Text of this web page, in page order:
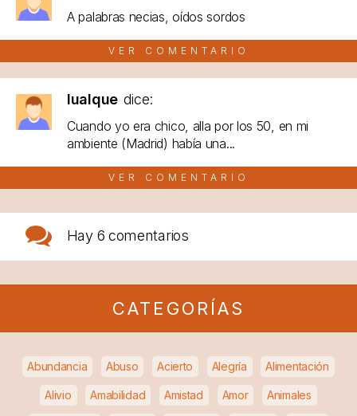
A palabras necias, oídos sordos
VER COMENTARIO
lualque dice:
Cuando yo era chico, alla por los 50, en mi
ambiente (Madrid) había una...
VER COMENTARIO
Hay 6 comentarios
CATEGORÍAS
Abundancia Abuso Acierto Alegría Alimentación
Alivio Amabilidad Amistad Amor Animales